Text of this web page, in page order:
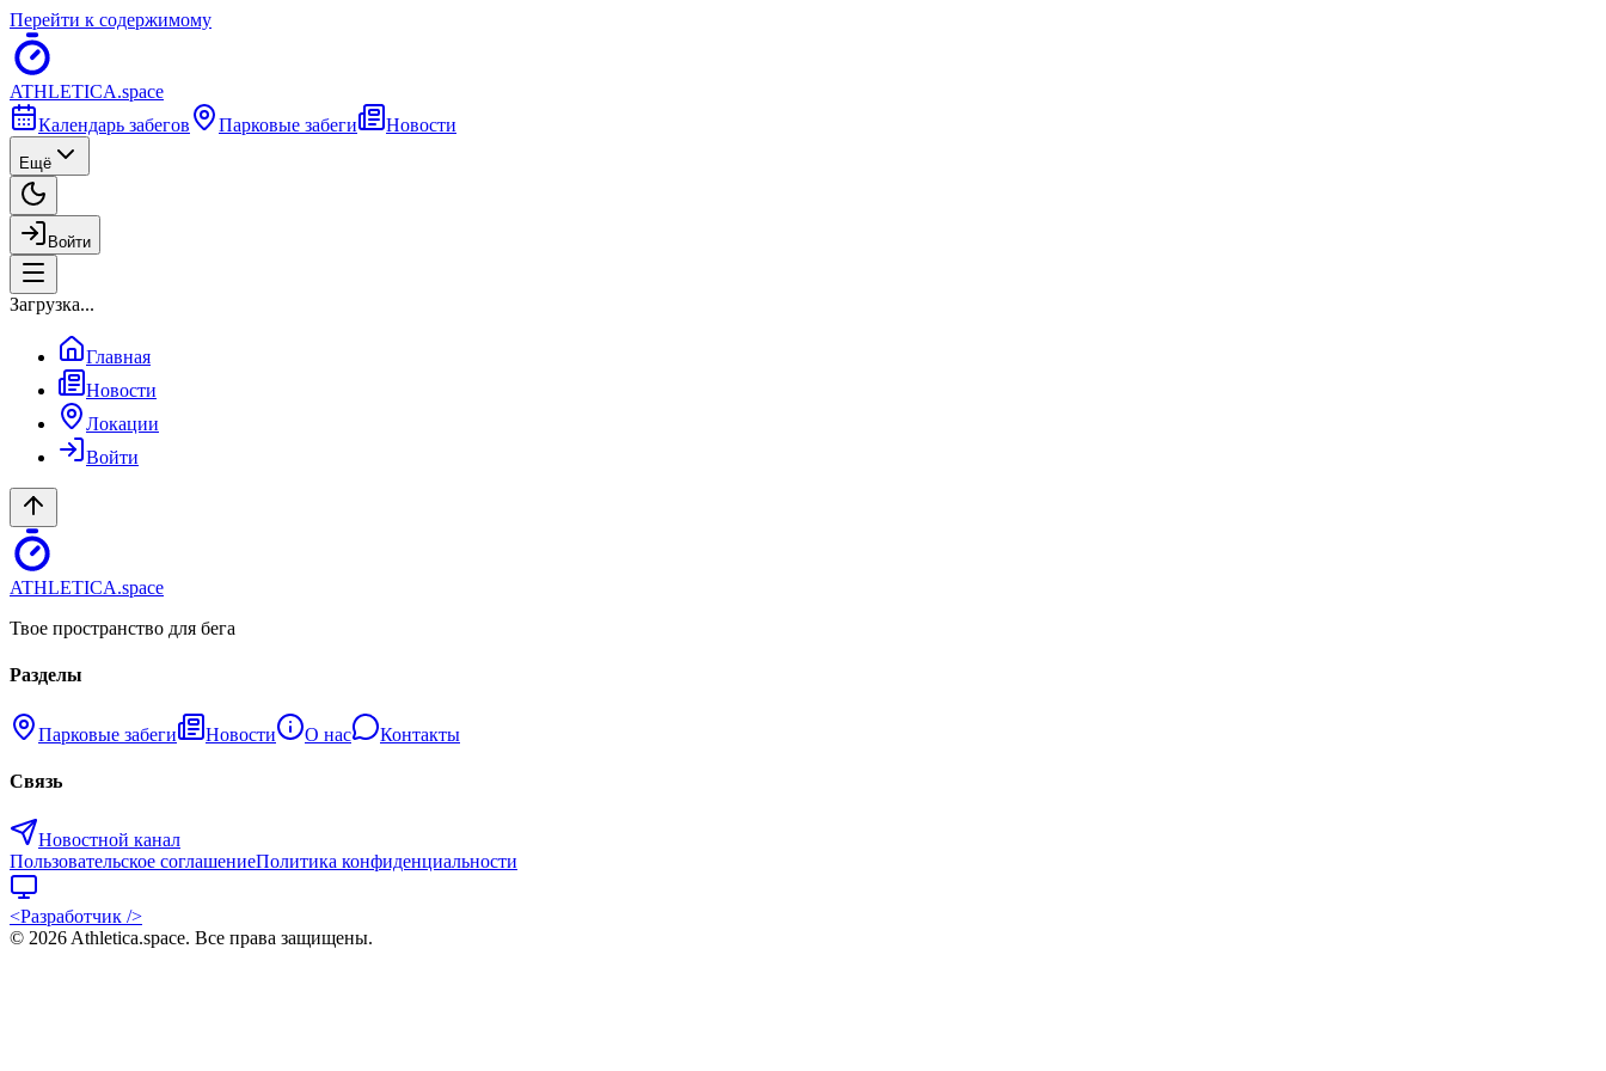
Перейти к содержимому
ATHLETICA.space
Календарь забегов
Парковые забеги Новости
Ещё
Войти
Загрузка...
Главная
Новости
Локации
Войти
ATHLETICA.space
Твое пространство для бега
Разделы
Парковые забеги Новости О нас Контакты
Связь
Новостной канал
Пользовательское соглашениеПолитика конфиденциальности
<Разработчик />
© 2026 Athletica.space. Все права защищены.